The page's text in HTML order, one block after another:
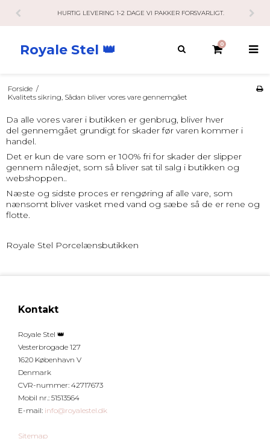
HURTIG LEVERING 1-2 DAGE VI PAKKER FORSVARLIGT.
Royale Stel 👑 0
Forside /
Kvalitets sikring, Sådan bliver vores vare gennemgået
Da alle vores varer i butikken er genbrug, bliver hver
del gennemgået grundigt for skader før varen kommer i
handel.
Det er kun de vare som er 100% fri for skader der slipper
gennem nåleøjet, som så bliver sat til salg i butikken og
webshoppen..
Næste og sidste proces er rengøring af alle vare, som
nænsomt bliver vasket med vand og sæbe så de er rene og
flotte.
Royale Stel Porcelænsbutikken
Kontakt
Royale Stel 👑
Vesterbrogade 127
1620 København V
Denmark
CVR-nummer: 42717673
Mobil nr. : 51513564
E-mail: info@royalestel.dk
Sitemap